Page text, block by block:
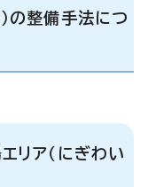
の整備手法につ
リア（にぎわい